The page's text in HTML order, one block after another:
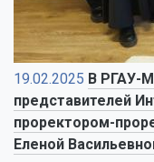
19.02.2025 В РГАУ-
представителей
проректором-
Еленой